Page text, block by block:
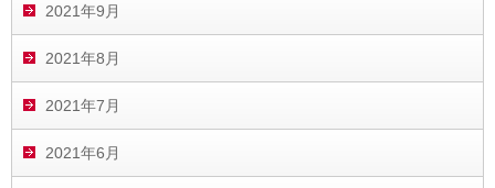
2021年9月
2021年8月
2021年7月
2021年6月